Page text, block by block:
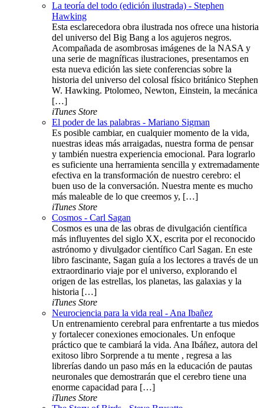
La teoría del todo (edición ilustrada) - Stephen
Hawking
Esta esclarecedora obra ilustrada nos ofrece una historia
del universo del Big Bang a los agujeros negros.
Acompañada de asombrosas imágenes de la NASA y
una serie de magníficas ilustraciones, presentamos en
esta nueva edición las siete conferencias sobre la
historia del universo del colosal físico británico Stephen
W. Hawking. Ptolomeo, Newton, Einstein, la mecánica
[…]
iTunes Store
El poder de las palabras - Mariano Sigman
Es posible cambiar, en cualquier momento de la vida,
nuestras ideas más arraigadas, nuestra forma de pensar
y también nuestra experiencia emocional. Para lograrlo
es suficiente una herramienta sencilla y extremadamente
efectiva en la transformación de nuestro cerebro: el
buen uso de la conversación. Nuestra mente es mucho
más maleable de lo que creemos y, […]
iTunes Store
Cosmos - Carl Sagan
Cosmos es una de las obras de divulgación científica
más influyentes del siglo XX, escrita por el reconocido
astrónomo y divulgador científico Carl Sagan. En este
libro fascinante, Sagan guía a los lectores a través de un
extraordinario viaje por el universo, explorando el
origen de las estrellas, los planetas, las galaxias y la
historia […]
iTunes Store
Neurociencia para la vida real - Ana Ibañez
Un entrenamiento cerebral para enfrentarte a tus miedos
y fortalecer conexiones emocionales. Un enfoque
práctico que te cambiará la vida. Ana Ibáñez, autora del
exitoso libro Sorprende a tu mente , regresa a las
librerías dando un paso más en la educación de pautas
neuronales que demostrarán que el cerebro tiene una
enorme capacidad para […]
iTunes Store